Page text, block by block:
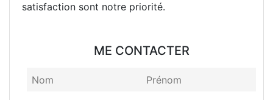
satisfaction sont notre priorité.
ME CONTACTER